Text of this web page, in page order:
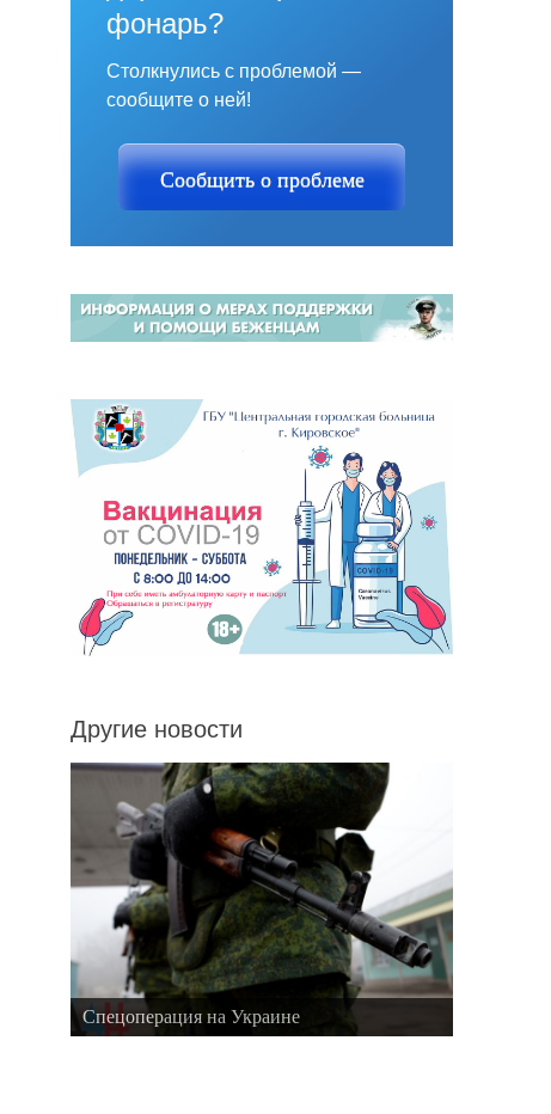
фонарь?
Столкнулись с проблемой —
сообщите о ней!
Сообщить о проблеме
Другие новости
Спецоперация на Украине